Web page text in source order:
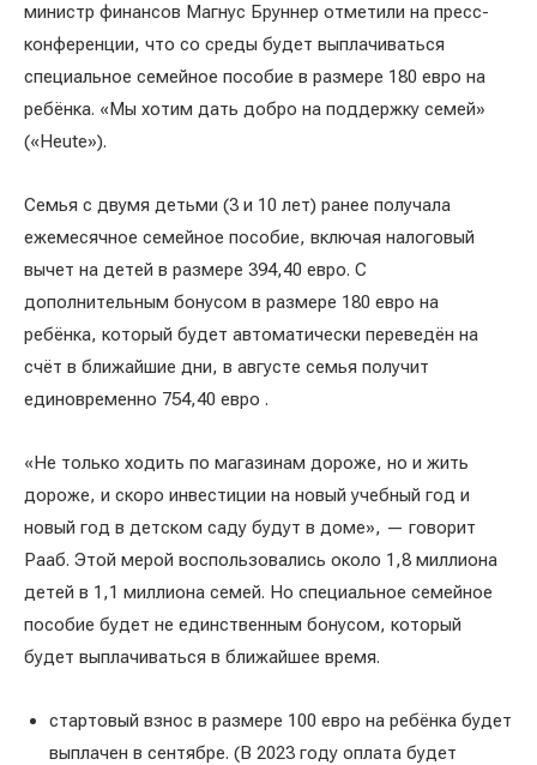
министр финансов Магнус Бруннер отметили на пресс-
конференции, что со среды будет выплачиваться
специальное семейное пособие в размере 180 евро на
ребёнка. «Мы хотим дать добро на поддержку семей»
(«Heute»).
Семья с двумя детьми (3 и 10 лет) ранее получала
ежемесячное семейное пособие, включая налоговый
вычет на детей в размере 394,40 евро. С
дополнительным бонусом в размере 180 евро на
ребёнка, который будет автоматически переведён на
счёт в ближайшие дни, в августе семья получит
единовременно 754,40 евро .
«Не только ходить по магазинам дороже, но и жить
дороже, и скоро инвестиции на новый учебный год и
новый год в детском саду будут в доме», — говорит
Рааб. Этой мерой воспользовались около 1,8 миллиона
детей в 1,1 миллиона семей. Но специальное семейное
пособие будет не единственным бонусом, который
будет выплачиваться в ближайшее время.
стартовый взнос в размере 100 евро на ребёнка будет
выплачен в сентябре. (В 2023 году оплата будет